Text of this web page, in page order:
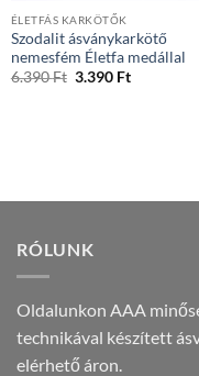
ÉLETFÁS KARKÖTŐK
Szodalit ásványkarkötő
nemesfém Életfa medállal
6.390Ft Original
3.390 FtCurrent
RÓLUNK
Oldalunkon AAA
technikával készített
elérhető áron.